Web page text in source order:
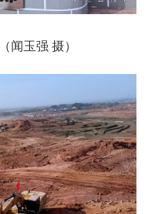
闻玉强 摄）